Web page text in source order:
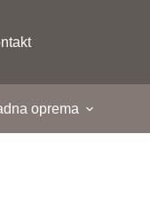
oprema